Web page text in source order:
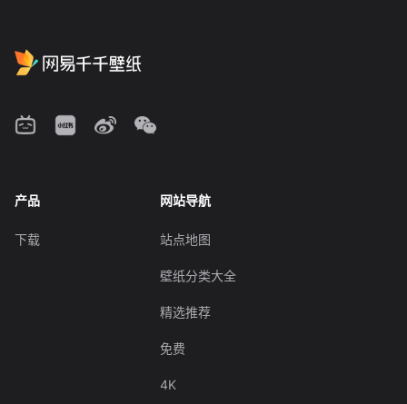
产品
下载
网站导航
站点地图
壁纸分类大全
精选推荐
免费
4K